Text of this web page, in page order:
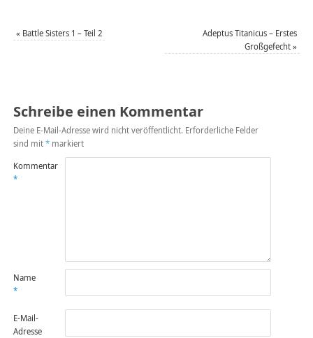
« Battle Sisters 1 – Teil 2
Adeptus Titanicus – Erstes
Großgefecht»
Schreibe einen Kommentar
Deine E-Mail-Adresse wird nicht veröffentlicht. Erforderliche Felder
sind mit *markiert
Kommentar
*
Name
*
E-Mail-
Adresse